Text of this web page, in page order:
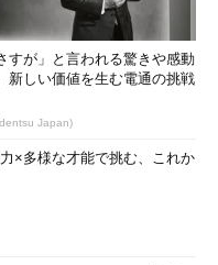
すが」と言われる驚きや感動
新しい価値を生む電通の挑戦
Japan)
×多様な才能で挑む、これか